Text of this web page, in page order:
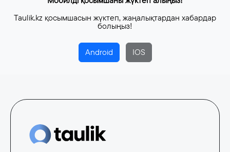
Taulik.kz қосымшасын жүктеп, жаңалықтардан хабардар
болыңыз!
Android IOS